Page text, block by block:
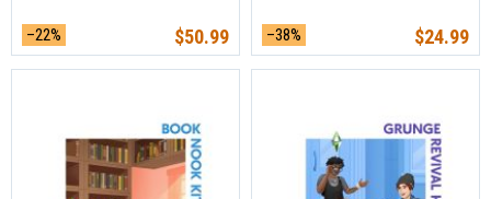
–22% $50.99 –38% $24.99